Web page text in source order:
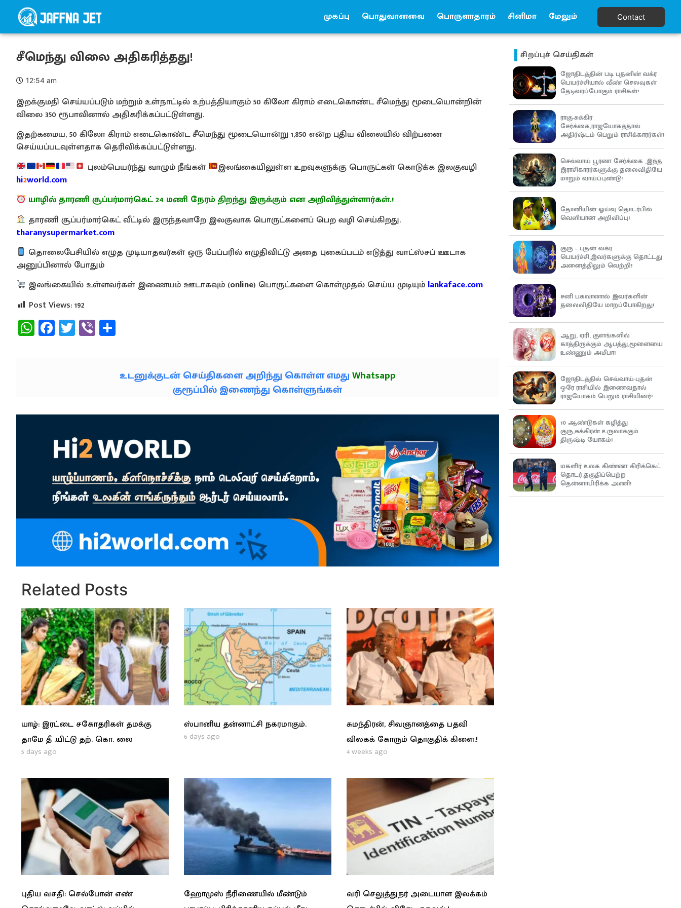
முகப்பு பொதுவானவை பொருளாதாரம் சினிமா மேலும் Contact
சீமெந்து விலை அதிகரித்தது!
12:54 am
இறக்குமதி செய்யப்படும் மற்றும் உள்நாட்டில் உற்பத்தியாகும் 50 கிலோ கிராம் எடைகொண்ட சீமெந்து மூடையொன்றின்
விலை 350 ரூபாவினால் அதிகரிக்கப்பட்டுள்ளது.
இதற்கமைய, 50 கிலோ கிராம் எடைகொண்ட சீமெந்து மூடையொன்று 1,850 என்ற புதிய விலையில் விற்பனை
செய்யப்படவுள்ளதாக தெரிவிக்கப்பட்டுள்ளது.
புலம்பெயர்ந்து வாழும் நீங்கள்
இலங்கையிலுள்ள உறவுகளுக்கு பொருட்கள் கொடுக்க இலகுவழி
hi2world.com
யாழில் தாரணி சூப்பர்மார்கெட் 24 மணி நேரம் திறந்து இருக்கும் என அறிவித்துள்ளார்கள்.!
தாரணி சூப்பர்மார்கெட் வீட்டில் இருந்தவாறே இலகுவாக பொருட்களைப் பெற வழி செய்கிறது.
tharanysupermarket.com
தொலைபேசியில் எழுத முடியாதவர்கள் ஒரு பேப்பரில் எழுதிவிட்டு அதை புகைப்படம் எடுத்து வாட்ஸ்சப் ஊடாக
அனுப்பினால் போதும்
இலங்கையில் உள்ளவர்கள் இணையம் ஊடாகவும் (online) பொருட்களை கொள்முதல் செய்ய முடியும் lankaface.com
Post Views:192
WhatsApp
Facebook
Twitter
Viber
உடனுக்குடன் செய்திகளை அறிந்து கொள்ள எமதுWhatsapp
குரூப்பில் இணைந்து கொள்ளுங்கள்
Related Posts
யாழ்: இரட்டை சகோதரிகள் தமக்கு
தாமே தீ .யிட்டு தற். கொ. லை
5 days ago
ஸ்பானிய தன்னாட்சி நகரமாகும்.
6 days ago
சுமந்திரன், சிவஞானத்தை பதவி
விலகக் கோரும் தொகுதிக் கிளை.!
4 weeks ago
புதிய வசதி: செல்போன் எண்
ஹோமுஸ் நீரிணையில் மீண்டும்
வரி செலுத்துநர் அடையாள இலக்கம்
சிறப்புச் செய்திகள்
ஜோதிடத்தின் படி புதனின் வக்ர
பெயர்ச்சியால் வீண் செலவுகள்
தேடிவரப்போகும் ராசிகள்!
ராகு-சுக்கிர
சேர்க்கை,ராஜயோகத்தால்
அதிர்ஷ்டம் பெறும் ராசிக்காரர்கள்!
செவ்வாய் பூரண சேர்க்கை ,இந்த
இராசிகாரர்களுக்கு தலைவிதியே
மாறும் வாய்ப்புண்டு!
தோனியின் ஓய்வு தொடர்பில்
வெளியான அறிவிப்பு!
குரு – புதன் வக்ர
பெயர்ச்சி,இவர்களுக்கு தொட்டது
அனைத்திலும் வெற்றி!
சனி பகவானால் இவர்களின்
தலைவிதியே மாறப்போகிறது!
ஆறு, ஏரி, குளங்களில்
காத்திருக்கும் ஆபத்து,மூளையை
உண்ணும் அமீபா!
ஜோதிடத்தில் செவ்வாய்-புதன்
ஒரே ராசியில் இணைவதால்
ராஜயோகம் பெறும் ராசியினர்!
10 ஆண்டுகள் கழித்து
குரு,சுக்கிரன் உருவாக்கும்
திருஷ்டி யோகம்!
மகளிர் உலக கிண்ண கிரிக்கெட்
தொடர்,தகுதிப்பெற்ற
தென்னாபிரிக்க அணி!